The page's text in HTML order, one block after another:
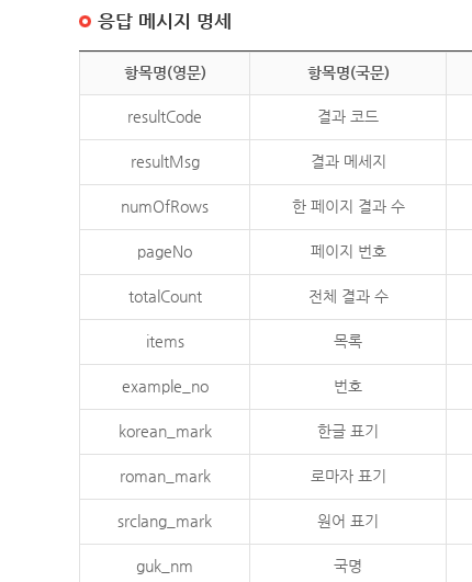
응답 메시지 명세
항목명(영문) 항목명(국문)
resultCode 결과 코드
resultMsg 결과 메세지
numOfRows 한 페이지 결과 수
pageNo 페이지 번호
totalCount 전체 결과 수
items 목록
example_no 번호
korean_mark 한글 표기
roman_mark 로마자 표기
srclang_mark 원어 표기
guk_nm 국명